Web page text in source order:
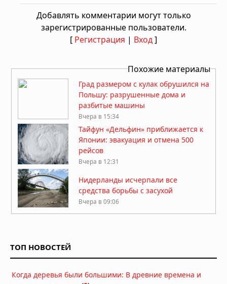
Добавлять комментарии могут только
зарегистрированные пользователи.
[ Регистрация | Вход]
Похожие материалы
Град размером с кулак обрушился на
Польшу: разрушенные дома и
разбитые машины
Вчера в 15:34
Тайфун «Дельфин» приближается к
Японии: эвакуация и отмена 500
рейсов
Вчера в 12:31
Нидерланды исчерпали все
средства борьбы с засухой
Вчера в 09:06
извержение заставило власти
ТОП НОВОСТЕЙ
Когда деревья были большими: В древние времена и